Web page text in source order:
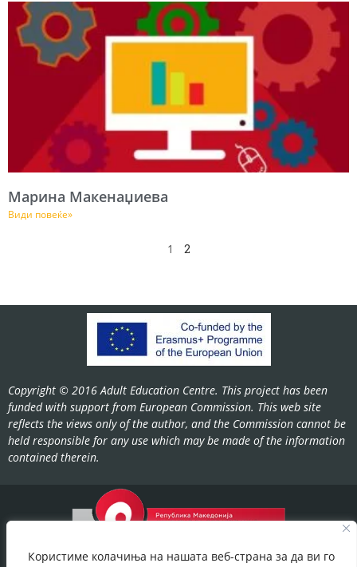
Користиме колачиња на нашата веб-страна за да ви го
Марина Макенаџиева
Види повеќе»
1 2
Copyright © 2016 Adult Education Centre. This project has been
funded with support from European Commission. This web site
reflects the views only of the author, and the Commission cannot be
held responsible for any use which may be made of the information
contained therein.